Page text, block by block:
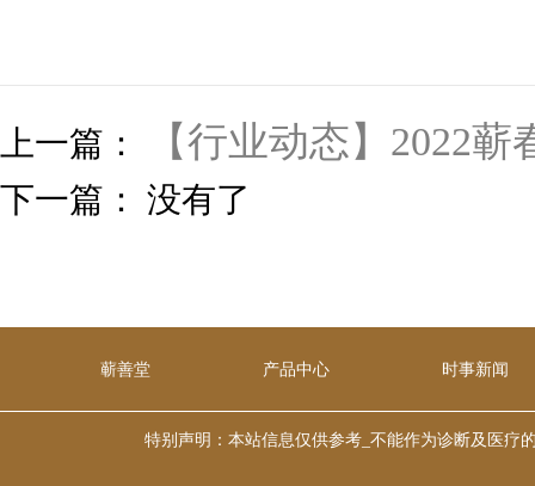
上一篇： 【行业动态】2022蕲
下一篇： 没有了
蕲善堂 产品中心 时事新闻
特别声明：本站信息仅供参考_不能作为诊断及医疗